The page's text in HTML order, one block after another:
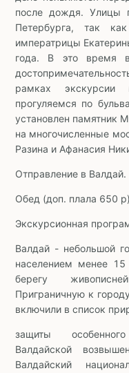
после дождя. Улицы
Петербурга, так
императрицы
года. В это время в
рамках
прогуляемся по
установлен памятник
на многочисленные
Разина и Афанасия
Отправление в Валдай.
Обед (доп. плала 650
Экскурсионная
Валдай - небольшой
населением менее
берегу
Приграничную к
включили в список
защиты
Валдайской
Валдайский